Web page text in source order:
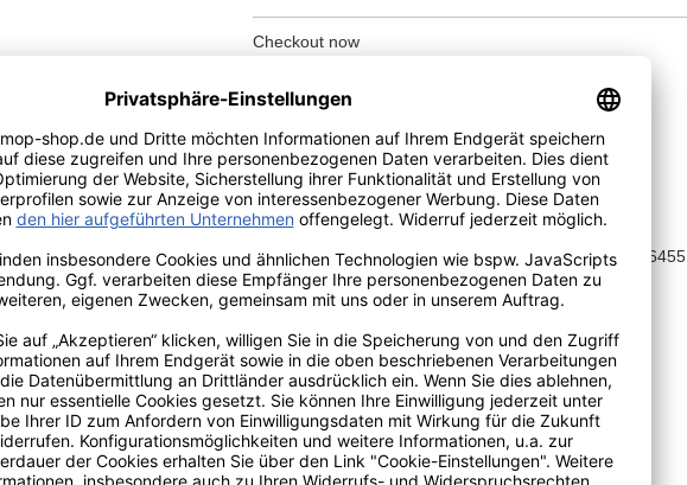
Checkout now
ZUR WUNSCHLISTE HINZUFÜGEN
Auf die Vergleichsliste
Rufen Sie unser Fachpersonalan unter 02855-3036455.
oder testen Sie doch hier den Chatbot
- zum Chatbot -